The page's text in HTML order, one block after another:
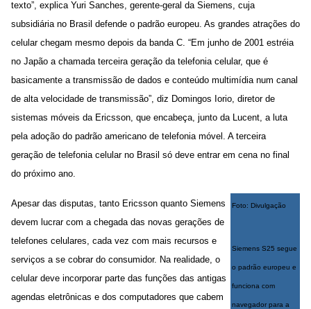
texto”, explica Yuri Sanches, gerente-geral da Siemens, cuja
subsidiária no Brasil defende o padrão europeu. As grandes atrações do
celular chegam mesmo depois da banda C. “Em junho de 2001 estréia
no Japão a chamada terceira geração da telefonia celular, que é
basicamente a transmissão de dados e conteúdo multimídia num canal
de alta velocidade de transmissão”, diz Domingos Iorio, diretor de
sistemas móveis da Ericsson, que encabeça, junto da Lucent, a luta
pela adoção do padrão americano de telefonia móvel. A terceira
geração de telefonia celular no Brasil só deve entrar em cena no final
do próximo ano.
Foto: Divulgação
Siemens S25 segue
o padrão europeu e
funciona com
navegador para a
Apesar das disputas, tanto Ericsson quanto Siemens
devem lucrar com a chegada das novas gerações de
telefones celulares, cada vez com mais recursos e
serviços a se cobrar do consumidor. Na realidade, o
celular deve incorporar parte das funções das antigas
agendas eletrônicas e dos computadores que cabem